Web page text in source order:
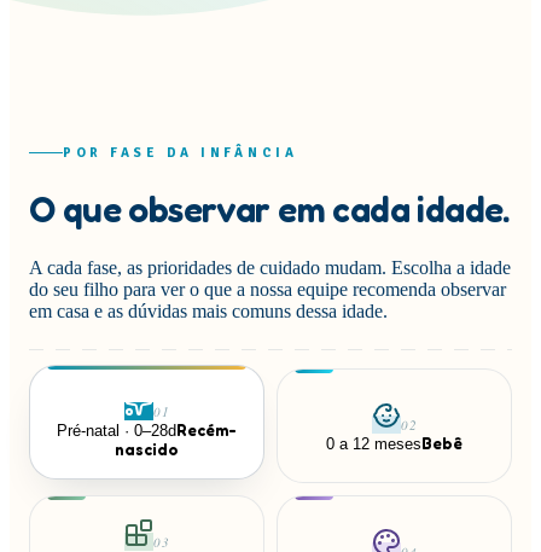
POR FASE DA INFÂNCIA
O que observar em cada idade.
A cada fase, as prioridades de cuidado mudam. Escolha a idade
do seu filho para ver o que a nossa equipe recomenda observar
em casa e as dúvidas mais comuns dessa idade.
01
Pré-natal · 0–28dRecém-
nascido
02
0 a 12 mesesBebê
03